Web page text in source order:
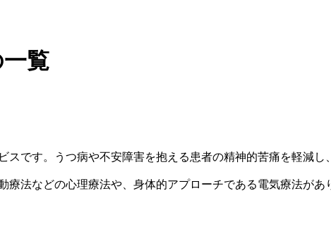
覧
です。うつ病や不安障害を抱える患者の精神的苦痛を軽減し
法などの心理療法や、身体的アプローチである電気療法が